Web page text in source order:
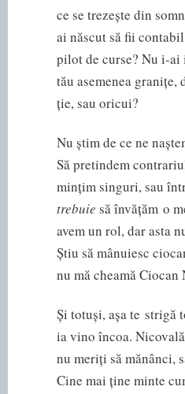
ce se trezește din
ai născut să fii
pilot de curse? Nu i-
tău asemenea granițe,
ție, sau oricui?
Nu știm de ce ne
Să pretindem
mințim singuri, sau
trebuie să învățăm o
avem un rol, dar asta
Știu să mânuiesc
nu mă cheamă Ciocan
Și totuși, așa te strigă
ia vino încoa.
nu meriți să mănânci,
Cine mai ține minte